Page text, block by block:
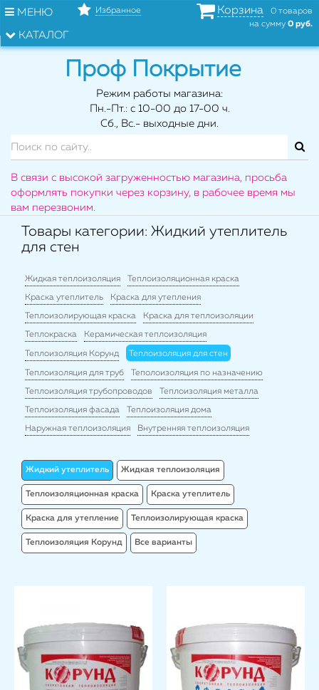
МЕНЮ
КАТАЛОГ
Избранное Корзина
0 товаров
на сумму 0 руб.
Проф Покрытие
Режим работы магазина:
Пн.-Пт.: с 10-00 до 17-00 ч.
Сб., Вс.- выходные дни.
В связи с высокой загруженностью магазина, просьба
оформлять покупки через корзину, в рабочее время мы
вам перезвоним.
Товары категории: Жидкий утеплитель
для стен
Жидкая теплоизоляция Теплоизоляционная краска
Краска утеплитель Краска для утепления
Теплоизолирующая краска Краска для теплоизоляции
Теплокраска Керамическая теплоизоляция
Теплоизоляция Корунд Теплоизоляция для стен
Теплоизоляция для труб Теполоизоляция по назначению
Теплоизоляция трубопроводов Теплоизоляция металла
Теплоизоляция фасада Теплоизоляция дома
Наружная теплоизоляция Внутренняя теплоизоляция
Жидкий утеплитель Жидкая теплоизоляция
Теплоизоляционная краска Краска утеплитель
Краска для утепление Теплоизолирующая краска
Теплоизоляция Корунд Все варианты